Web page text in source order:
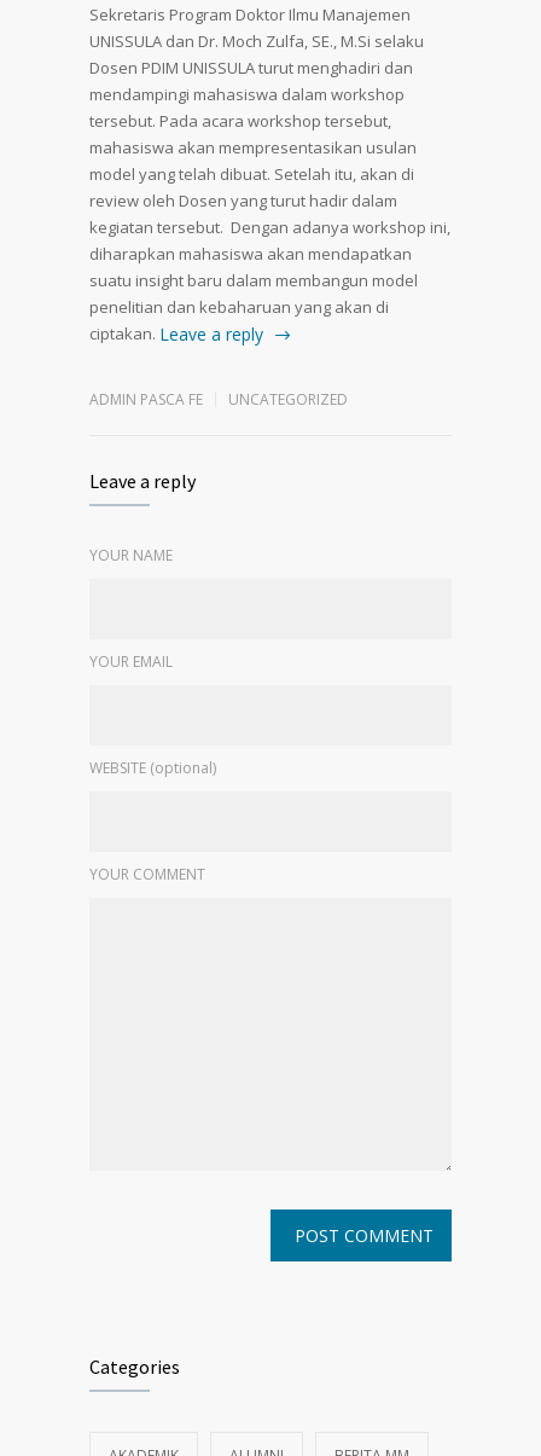
Sekretaris Program Doktor Ilmu Manajemen
UNISSULA dan Dr. Moch Zulfa, SE., M.Si selaku
Dosen PDIM UNISSULA turut menghadiri dan
mendampingi mahasiswa dalam workshop
tersebut. Pada acara workshop tersebut,
mahasiswa akan mempresentasikan usulan
model yang telah dibuat. Setelah itu, akan di
review oleh Dosen yang turut hadir dalam
kegiatan tersebut. Dengan adanya workshop ini,
diharapkan mahasiswa akan mendapatkan
suatu insight baru dalam membangun model
penelitian dan kebaharuan yang akan di
ciptakan. Leave a reply
ADMIN PASCA FE UNCATEGORIZED
Leave a reply
YOUR NAME
YOUR EMAIL
WEBSITE (optional)
YOUR COMMENT
Categories